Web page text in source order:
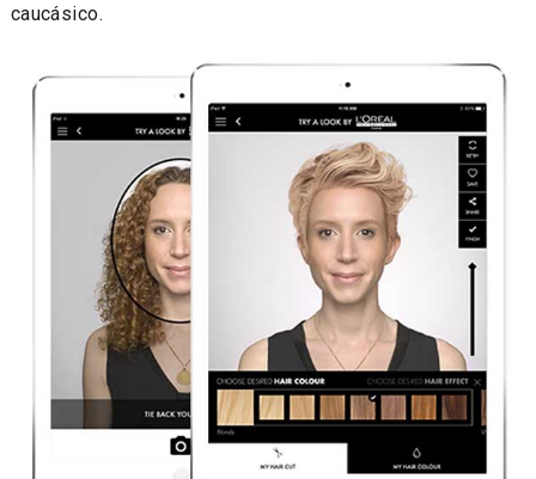
caucásico.